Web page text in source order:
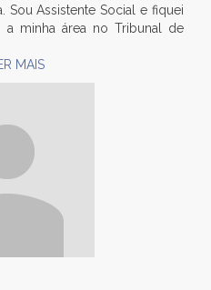
Sou Assistente Social e fiquei
minha área no Tribunal de
MAIS